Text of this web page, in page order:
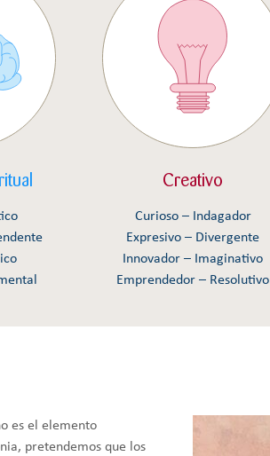
Creativo
Curioso – Indagador
Expresivo – Divergente
Innovador – Imaginativo
Emprendedor – Resolutivo
es el elemento
pretendemos que los